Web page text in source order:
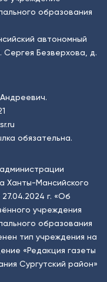
образования
автономный
Сергея Безверхова, д.
обязательна.
Ханты-Мансийского
г. «Об
учреждения
образования
тип учреждения на
«Редакция газеты
Сургутский район»